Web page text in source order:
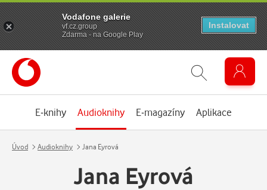
E-knihy Audioknihy E-magazíny Aplikace
Úvod Audioknihy Jana Eyrová
Jana Eyrová
Vodafone galerie
vf.cz.group
Zdarma - na Google Play
Instalovat